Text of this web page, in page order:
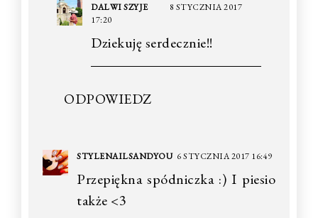
DALWI SZYJE
8 STYCZNIA 2017
17:20
Dziekuję serdecznie!!
ODPOWIEDZ
STYLENAILSANDYOU 6 STYCZNIA 2017 16:49
Przepiękna spódniczka :) I piesio
także <3